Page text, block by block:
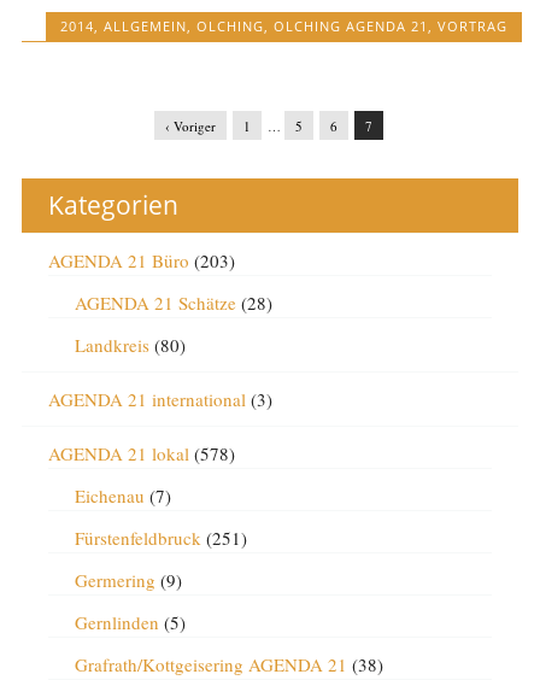
2014 ALLGEMEIN OLCHING OLCHING AGENDA 21 VORTRAG
‹ Voriger 1 … 5 6 7
Kategorien
AGENDA 21 Büro (203)
AGENDA 21 Schätze(28)
Landkreis(80)
AGENDA 21 international(3)
AGENDA 21 lokal(578)
Eichenau (7)
Fürstenfeldbruck(251)
Germering (9)
Gernlinden (5)
Grafrath/Kottgeisering AGENDA 21 (38)